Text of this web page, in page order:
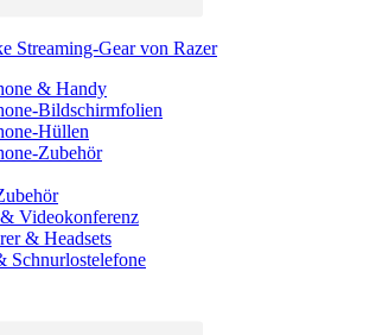
Streaming-Gear von Razer
& Handy
Bildschirmfolien
Hüllen
Zubehör
Videokonferenz
& Headsets
Schnurlostelefone